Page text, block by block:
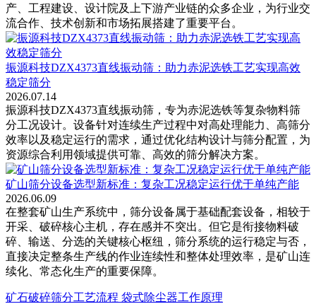
产、工程建设、设计院及上下游产业链的众多企业，为行业交
流合作、技术创新和市场拓展搭建了重要平台。
振源科技DZX4373直线振动筛：助力赤泥选铁工艺实现高效
稳定筛分
2026.07.14
振源科技DZX4373直线振动筛，专为赤泥选铁等复杂物料筛
分工况设计。设备针对连续生产过程中对高处理能力、高筛分
效率以及稳定运行的需求，通过优化结构设计与筛分配置，为
资源综合利用领域提供可靠、高效的筛分解决方案。
矿山筛分设备选型新标准：复杂工况稳定运行优于单纯产能
2026.06.09
在整套矿山生产系统中，筛分设备属于基础配套设备，相较于
开采、破碎核心主机，存在感并不突出。但它是衔接物料破
碎、输送、分选的关键核心枢纽，筛分系统的运行稳定与否，
直接决定整条生产线的作业连续性和整体处理效率，是矿山连
续化、常态化生产的重要保障。
矿石破碎筛分工艺流程 袋式除尘器工作原理